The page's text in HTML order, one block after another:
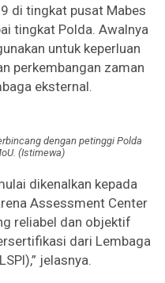
di tingkat pusat Mabes
tingkat Polda. Awalnya
untuk keperluan
perkembangan zaman
eksternal.
dengan petinggi Polda
(Istimewa)
dikenalkan kepada
Assessment Center
reliabel dan objektif
dari Lembaga
jelasnya.